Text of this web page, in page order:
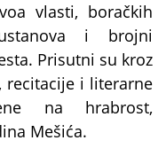
vlasti, boračkih
i brojni
Prisutni su kroz
recitacije i literarne
na hrabrost,
Mešića.